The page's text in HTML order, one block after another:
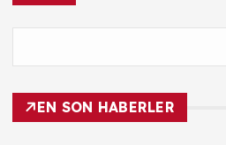
EN SON HABERLER